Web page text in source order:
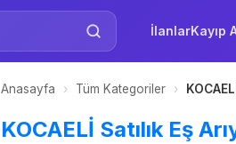
İlanlarKayıp
Anasayfa › Tüm Kategoriler ›
KOCAELİ Satılık Eş